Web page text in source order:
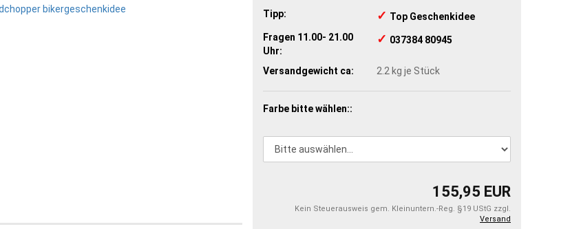
Tipp:
✓ ​Top Geschenkidee
Fragen 11.00- 21.00
Uhr:
✓ ​ 037384 80945
Versandgewicht ca: 2.2 kg je Stück
Farbe bitte wählen::
155,95 EUR
Kein Steuerausweis gem. Kleinuntern.-Reg. §19 UStG zzgl.
Versand